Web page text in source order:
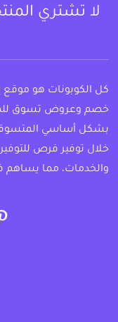
لا تشتري
كل الكوبونات هو
خصم وعروض تسوق
بشكل أساسي
خلال توفير فرص
والخدمات، مما